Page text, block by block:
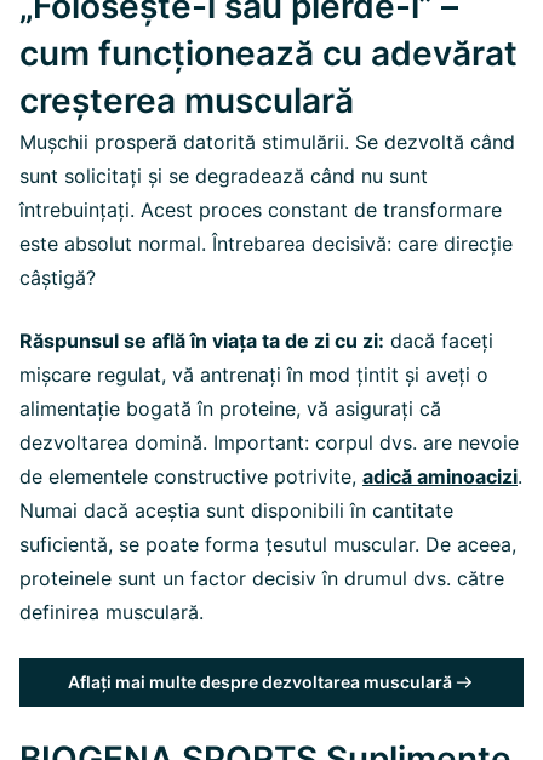
cum funcționează cu adevărat
creșterea musculară
Mușchii prosperă datorită stimulării. Se dezvoltă când
sunt solicitați și se degradează când nu sunt
întrebuințați. Acest proces constant de transformare
este absolut normal. Întrebarea decisivă: care direcție
câștigă?
Răspunsul se află în viața ta de zi cu zi: dacă faceți
mișcare regulat, vă antrenați în mod țintit și aveți o
alimentație bogată în proteine, vă asigurați că
dezvoltarea domină. Important: corpul dvs. are nevoie
de elementele constructive potrivite, adică aminoacizi.
Numai dacă aceștia sunt disponibili în cantitate
suficientă, se poate forma țesutul muscular. De aceea,
proteinele sunt un factor decisiv în drumul dvs. către
definirea musculară.
Aflați mai multe despre dezvoltarea musculară